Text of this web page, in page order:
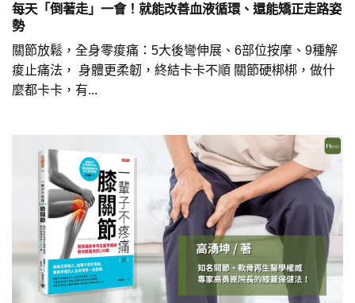
每天「倒著走」一會！就能改善血液循環、還能矯正走路姿
勢
關節放鬆，全身零痠痛：5大後彎伸展、6部位按摩、9種解
痠止痛法， 身體更柔韌，終結卡卡不順 關節硬梆梆，做什
麼都卡卡，有...